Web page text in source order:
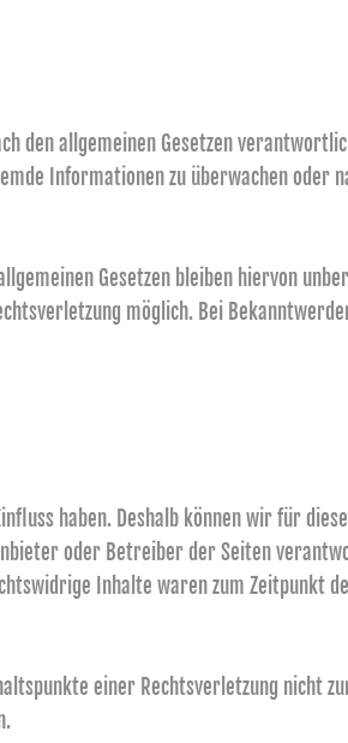
den allgemeinen Gesetzen
Informationen zu überwachen oder
Gesetzen bleiben hiervon
möglich. Bei
haben. Deshalb können wir für
oder Betreiber der Seiten
Inhalte waren zum Zeitpunkt
einer Rechtsverletzung nicht